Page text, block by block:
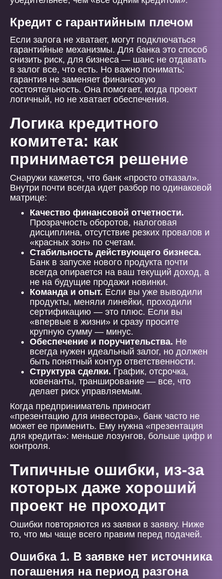
Кредит с гарантийным плечом
Если залога не хватает, могут подключаться
гарантийные механизмы. Для банка это способ
снизить риск, для бизнеса — шанс не отдавать
в залог все, что есть. Но важно понимать:
гарантия не заменяет финансовую
состоятельность. Она помогает, когда проект
логичный, но не хватает обеспечения.
Логика кредитного
комитета: как
принимается решение
Снаружи кажется, что банк «просто отказал».
Внутри почти всегда идет разбор по одинаковой
матрице:
Качество финансовой отчетности.
Прозрачность оборотов, налоговая
дисциплина, отсутствие резких провалов и
«красных зон» по счетам.
Стабильность действующего бизнеса.
Банк в запуске нового продукта почти
всегда опирается на ваш текущий доход, а
не на будущие продажи новинки.
Команда и опыт. Если вы уже выводили
продукты, меняли линейки, проходили
сертификацию — это плюс. Если вы
«впервые в жизни» и сразу просите
крупную сумму — минус.
Обеспечение и поручительства. Не
всегда нужен идеальный залог, но должен
быть понятный контур ответственности.
Структура сделки. График, отсрочка,
ковенанты, транширование — все, что
делает риск управляемым.
Когда предприниматель приносит
«презентацию для инвестора», банк часто не
может ее применить. Ему нужна «презентация
для кредита»: меньше лозунгов, больше цифр и
контроля.
Типичные ошибки, из-за
которых даже хороший
проект не проходит
Ошибки повторяются из заявки в заявку. Ниже
то, что мы чаще всего правим перед подачей.
Ошибка 1. В заявке нет источника
погашения на период разгона